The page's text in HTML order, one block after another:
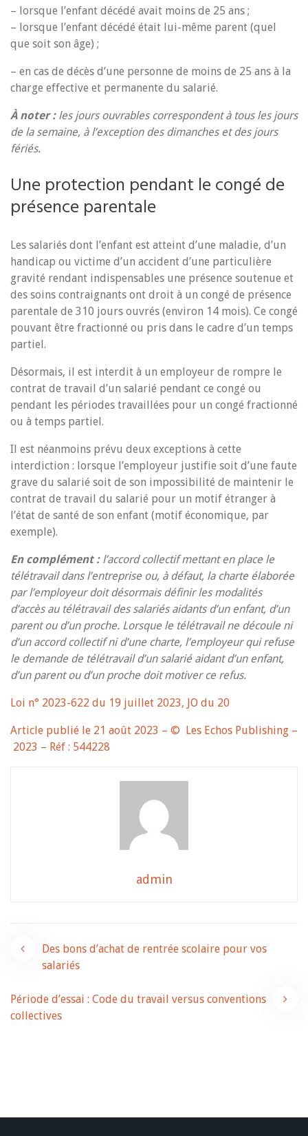
– lorsque l’enfant décédé avait moins de 25 ans ;
– lorsque l’enfant décédé était lui-même parent (quel
que soit son âge) ;
– en cas de décès d’une personne de moins de 25 ans à la
charge effective et permanente du salarié.
À noter :les jours ouvrables correspondent à tous les jours
de la semaine, à l’exception des dimanches et des jours
fériés.
Une protection pendant le congé de
présence parentale
Les salariés dont l’enfant est atteint d’une maladie, d’un
handicap ou victime d’un accident d’une particulière
gravité rendant indispensables une présence soutenue et
des soins contraignants ont droit à un congé de présence
parentale de 310 jours ouvrés (environ 14 mois). Ce congé
pouvant être fractionné ou pris dans le cadre d’un temps
partiel.
Désormais, il est interdit à un employeur de rompre le
contrat de travail d’un salarié pendant ce congé ou
pendant les périodes travaillées pour un congé fractionné
ou à temps partiel.
Il est néanmoins prévu deux exceptions à cette
interdiction : lorsque l’employeur justifie soit d’une faute
grave du salarié soit de son impossibilité de maintenir le
contrat de travail du salarié pour un motif étranger à
l’état de santé de son enfant (motif économique, par
exemple).
En complément :l’accord collectif mettant en place le
télétravail dans l’entreprise ou, à défaut, la charte élaborée
par l’employeur doit désormais définir les modalités
d’accès au télétravail des salariés aidants d’un enfant, d’un
parent ou d’un proche. Lorsque le télétravail ne découle ni
d’un accord collectif ni d’une charte, l’employeur qui refuse
le demande de télétravail d’un salarié aidant d’un enfant,
d’un parent ou d’un proche doit motiver ce refus.
Loi n° 2023-622 du 19 juillet 2023, JO du 20
Article publié le 21 août 2023 – © Les Echos Publishing –
2023 – Réf : 544228
admin
Navigation
de
l’article
Des bons d’achat de rentrée scolaire pour vos
salariés
Période d’essai : Code du travail versus conventions
collectives